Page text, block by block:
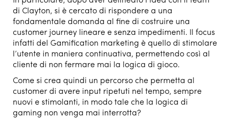
di Clayton, si è cercato di rispondere a una
fondamentale domanda al fine di costruire una
customer journey lineare e senza impedimenti. Il focus
infatti del Gamification marketing è quello di stimolare
l’utente in maniera continuativa, permettendo così al
cliente di non fermare mai la logica di gioco.
Come si crea quindi un percorso che permetta al
customer di avere input ripetuti nel tempo, sempre
nuovi e stimolanti, in modo tale che la logica di
gaming non venga mai interrotta?